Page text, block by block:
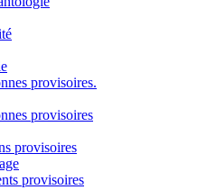
provisoires.
provisoires
provisoires
provisoires